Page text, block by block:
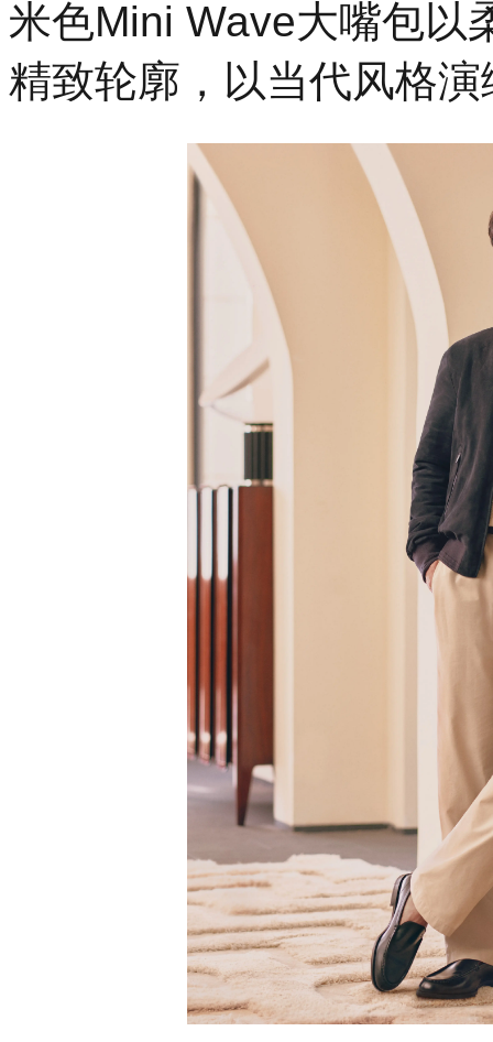
米色Mini Wave大嘴包以
精致轮廓，以当代风格